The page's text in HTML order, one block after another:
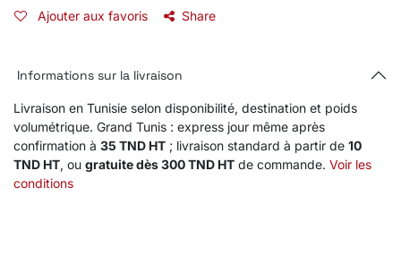
Ajouter aux favoris Share
Informations sur la livraison
Livraison en Tunisie selon disponibilité, destination et poids
volumétrique. Grand Tunis : express jour même après
confirmation à 35 TND HT ; livraison standard à partir de 10
TND HT, ou gratuite dès 300 TND HT de commande. Voir les
conditions